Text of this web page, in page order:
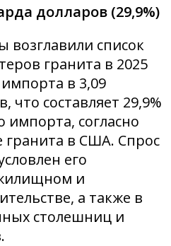
долларов (29,9%)
список
гранита в 2025
в 3,09
что составляет 29,9%
согласно
в США. Спрос
его
и
а также в
столешниц и